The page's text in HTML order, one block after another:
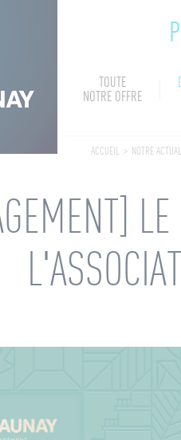
TOUTE
NOTRE OFFRE
ACCUEIL > NOTRE